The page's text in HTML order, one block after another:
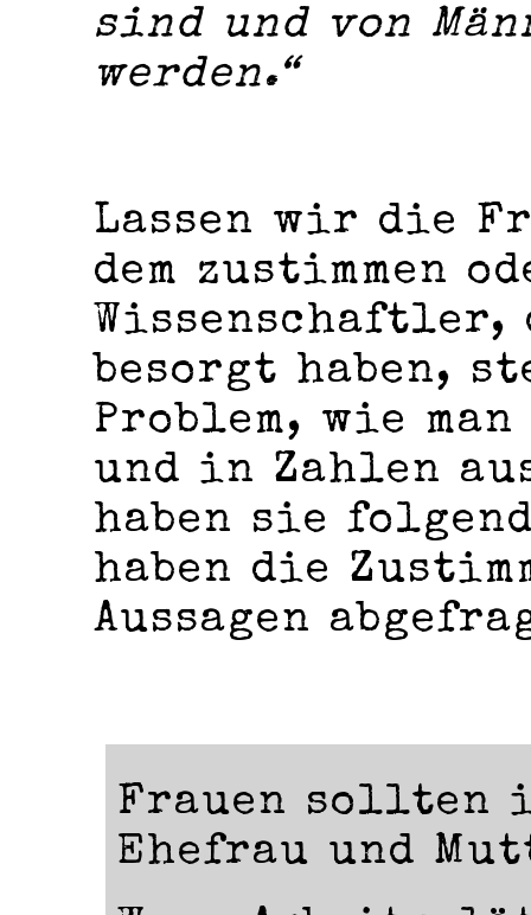
sind und von
werden.“
Lassen wir die
dem zustimmen
besorgt haben,
Problem, wie
und in Zahlen
haben sie
haben die
Aussagen
Frauen sollten
Ehefrau und